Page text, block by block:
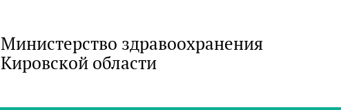
Министерство здравоохранения
Кировской области